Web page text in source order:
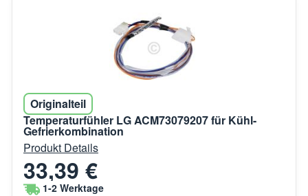
Originalteil
Temperaturfühler LG ACM73079207 für Kühl-
Gefrierkombination
Produkt Details
33,39 €
1-2 Werktage